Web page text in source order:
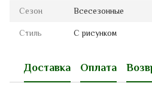
Сезон Всесезонные
Стиль С рисунком
Доставка Оплата